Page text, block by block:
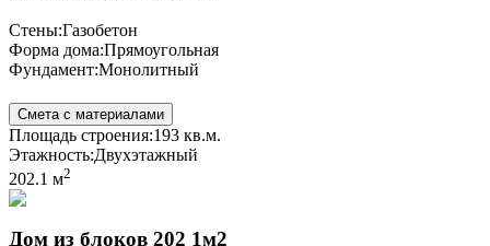
Стены:Газобетон
Форма дома:Прямоугольная
Фундамент:Монолитный
Смета с материалами
Площадь строения:193 кв.м.
Этажность:Двухэтажный
202.1 м2
Дом из блоков 202 1м2